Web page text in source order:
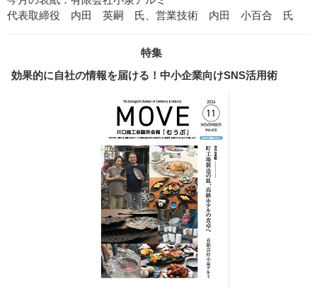
代表取締役 内田 英嗣 氏、営業技術 内田 小百合 氏
特集
効果的に自社の情報を届ける！中小企業向けSNS活用術